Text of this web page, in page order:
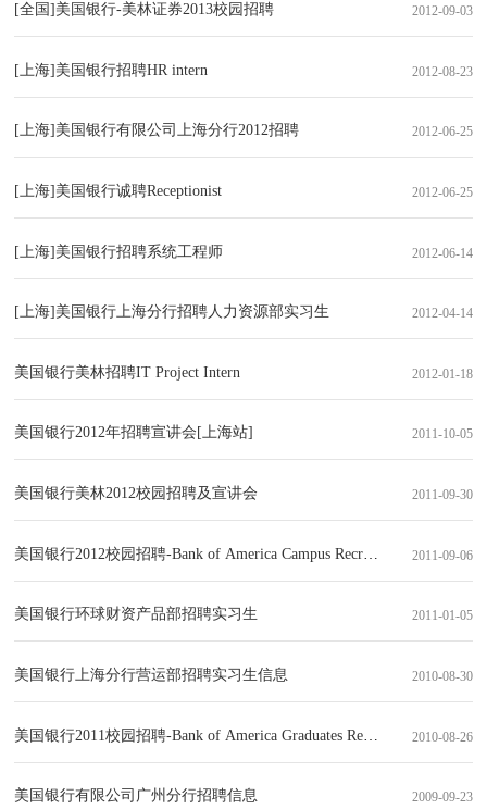
[全国]美国银行-美林证券2013校园招聘 2012-09-03
[上海]美国银行招聘HR intern 2012-08-23
[上海]美国银行有限公司上海分行2012招聘 2012-06-25
[上海]美国银行诚聘Receptionist 2012-06-25
[上海]美国银行招聘系统工程师 2012-06-14
[上海]美国银行上海分行招聘人力资源部实习生 2012-04-14
美国银行美林招聘IT Project Intern 2012-01-18
美国银行2012年招聘宣讲会[上海站] 2011-10-05
美国银行美林2012校园招聘及宣讲会 2011-09-30
美国银行2012校园招聘-Bank of America Campus Recruitment 2012
2011-09-06
美国银行环球财资产品部招聘实习生 2011-01-05
美国银行上海分行营运部招聘实习生信息 2010-08-30
美国银行2011校园招聘-Bank of America Graduates Recruitment 22010-08-26
美国银行有限公司广州分行招聘信息 2009-09-23